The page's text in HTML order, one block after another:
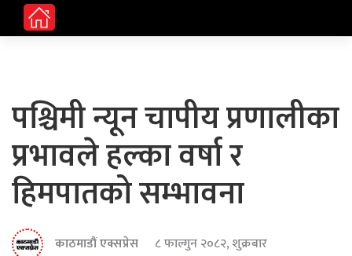
पश्चिमी न्यून चापीय प्रणालीका
प्रभावले हल्का वर्षा र
हिमपातको सम्भावना
काठमाडौं एक्सप्रेस ८ फाल्गुन २०८२, शुक्रबार